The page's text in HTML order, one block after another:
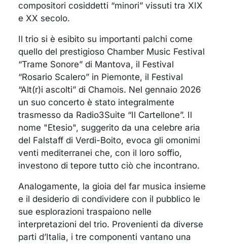
compositori cosiddetti “minori” vissuti tra XIX
e XX secolo.
Il trio si è esibito su importanti palchi come
quello del prestigioso Chamber Music Festival
“Trame Sonore” di Mantova, il Festival
“Rosario Scalero” in Piemonte, il Festival
“Alt(r)i ascolti” di Chamois. Nel gennaio 2026
un suo concerto è stato integralmente
trasmesso da Radio3Suite “Il Cartellone”. Il
nome "Etesio", suggerito da una celebre aria
del Falstaff di Verdi-Boito, evoca gli omonimi
venti mediterranei che, con il loro soffio,
investono di tepore tutto ciò che incontrano.
Analogamente, la gioia del far musica insieme
e il desiderio di condividere con il pubblico le
sue esplorazioni traspaiono nelle
interpretazioni del trio. Provenienti da diverse
parti d’Italia, i tre componenti vantano una